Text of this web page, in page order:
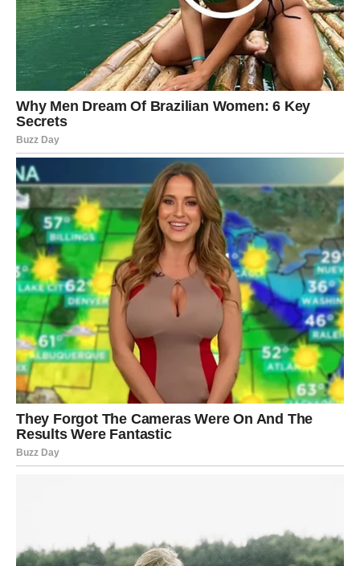
JARAC
Jarčevi konačno ulaze u mnogo stabilniji i sigurniji
period.
Odgovor koji dobijate sada vam donosi veliko olakšanje i
unutrašnji mir.
Duša vam konačno odmara
Pred vama su veoma važni trenuci sreće.
VODOLIJA
Zvijezde vam donose neočekivanu poruku ili vijest koja bi
vam mogla potpuno promijeniti planove.
Jedna istina sada izlazi na vidjelo mnogo brže nego što
očekujete.
Veliko otkriće ulazi u vaš život